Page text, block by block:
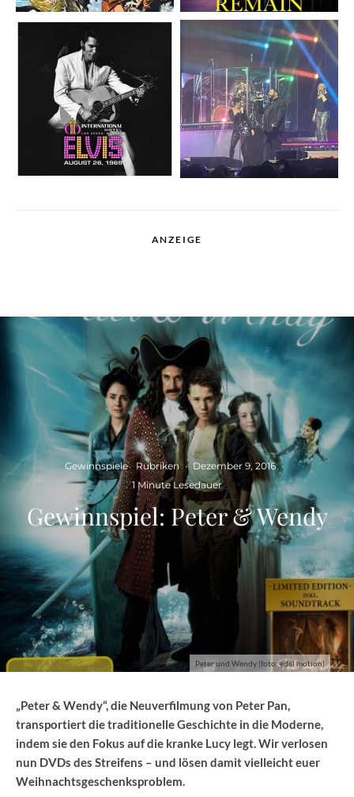
ANZEIGE
Peter und Wendy (foto: edel motion)
Gewinnspiele Rubriken · Dezember 9, 2016 ·
1 Minute Lesedauer
Gewinnspiel: Peter & Wendy
„Peter & Wendy“, die Neuverfilmung von Peter Pan,
transportiert die traditionelle Geschichte in die Moderne,
indem sie den Fokus auf die kranke Lucy legt. Wir verlosen
nun DVDs des Streifens – und lösen damit vielleicht euer
Weihnachtsgeschenksproblem.